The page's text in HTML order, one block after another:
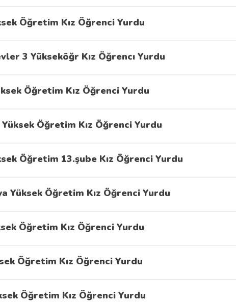
Öğretim Kız Öğrenci Yurdu
3 Yükseköğr Kız Öğrencı Yurdu
Öğretim Kız Öğrenci Yurdu
Öğretim Kız Öğrenci Yurdu
Öğretim 13.şube Kız Öğrenci Yurdu
Yüksek Öğretim Kız Öğrenci Yurdu
Öğretim Kız Öğrenci Yurdu
Öğretim Kız Öğrenci Yurdu
Öğretim Kız Öğrenci Yurdu